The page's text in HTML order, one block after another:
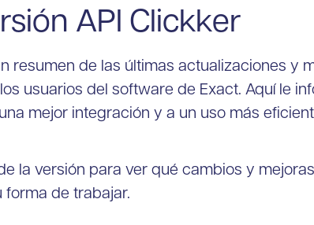
API Clickker
resumen de las últimas actualizaciones y
usuarios del software de Exact. Aquí le
mejor integración y a un uso más
la versión para ver qué cambios y
de trabajar.